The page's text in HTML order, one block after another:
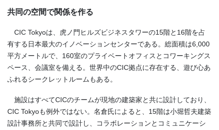
共同の空間で関係を作る
CIC Tokyoは、虎ノ門ヒルズビジネスタワーの15階と16階を占
有する日本最大のイノベーションセンターである。総面積は6,000
平方メートルで、160室のプライベートオフィスとコワーキングス
ペース、会議室を備える。世界中のCIC拠点に存在する、遊び心あ
ふれるシークレットルームもある。
施設はすべてCICのチームが現地の建築家と共に設計しており、
CIC Tokyoも例外ではない。名倉氏によると、15階は小堀哲夫建築
設計事務所と共同で設計し、コラボレーションとコミュニケーシ